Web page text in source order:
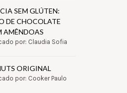
SEM GLÚTEN:
DE CHOCOLATE
AMÊNDOAS
por: Claudia Sofia
ORIGINAL
por: Cooker Paulo